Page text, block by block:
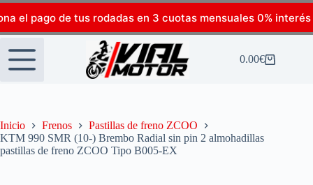
el pago de tus rodadas en 3 cuotas mensuales 0% interés
0.00€
Inicio Frenos
Pastillas de freno ZCOO
KTM 990 SMR (10-) Brembo Radial sin pin 2 almohadillas
pastillas de freno ZCOO Tipo B005-EX